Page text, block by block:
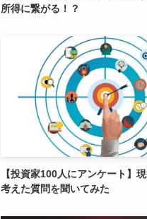
所得に繋がる！？
【投資家100人にアンケート】
考えた質問を聞いてみた